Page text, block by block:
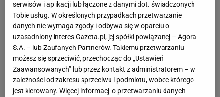
serwisów i aplikacji lub łączone z danymi dot. świadczonych
Tobie usług. W określonych przypadkach przetwarzanie
danych nie wymaga zgody i odbywa się w oparciu o
uzasadniony interes Gazeta.pl, jej spółki powiązanej – Agora
S.A. – lub Zaufanych Partnerów. Takiemu przetwarzaniu
możesz się sprzeciwić, przechodząc do „Ustawień
Zaawansowanych” lub przez kontakt z administratorem – w
zależności od zakresu sprzeciwu i podmiotu, wobec którego
jest kierowany. Więcej informacji o przetwarzaniu danych